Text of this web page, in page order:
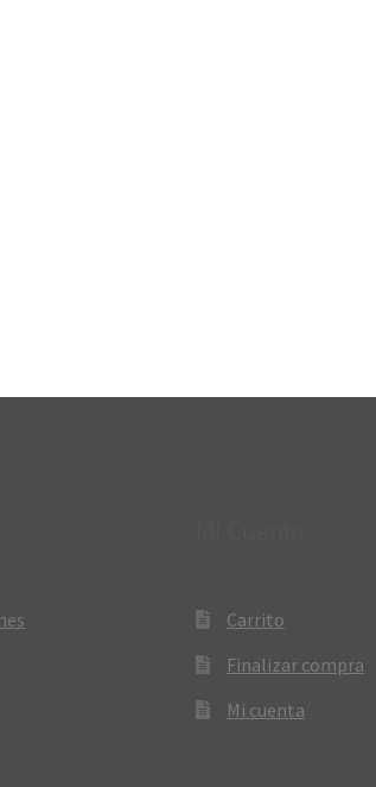
Carrito
Finalizar compra
Mi cuenta